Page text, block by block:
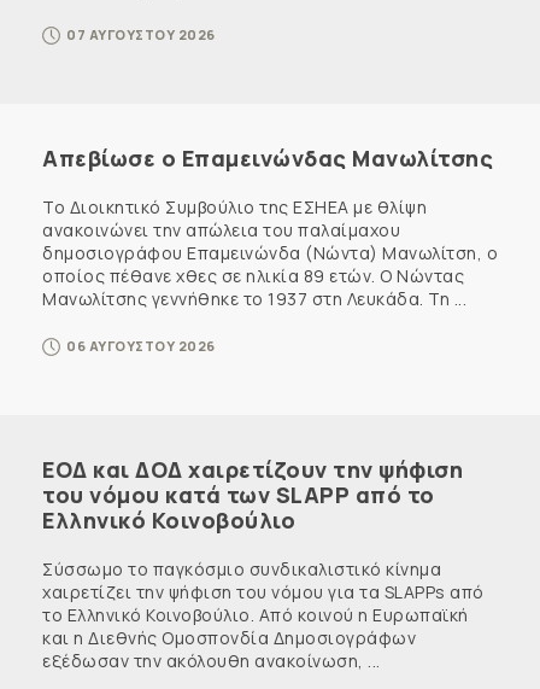
07 ΑΥΓΟΥΣΤΟΥ 2026
Απεβίωσε ο Επαμεινώνδας Μανωλίτσης
Το Διοικητικό Συμβούλιο της ΕΣΗΕΑ με θλίψη
ανακοινώνει την απώλεια του παλαίμαχου
δημοσιογράφου Επαμεινώνδα (Νώντα) Μανωλίτση, ο
οποίος πέθανε χθες σε ηλικία 89 ετών. Ο Νώντας
Μανωλίτσης γεννήθηκε το 1937 στη Λευκάδα. Τη ...
06 ΑΥΓΟΥΣΤΟΥ 2026
ΕΟΔ και ΔΟΔ χαιρετίζουν την ψήφιση
του νόμου κατά των SLAPP από το
Ελληνικό Κοινοβούλιο
Σύσσωμο το παγκόσμιο συνδικαλιστικό κίνημα
χαιρετίζει την ψήφιση του νόμου για τα SLAPPs από
το Ελληνικό Κοινοβούλιο. Από κοινού η Ευρωπαϊκή
και η Διεθνής Ομοσπονδία Δημοσιογράφων
εξέδωσαν την ακόλουθη ανακοίνωση, ...